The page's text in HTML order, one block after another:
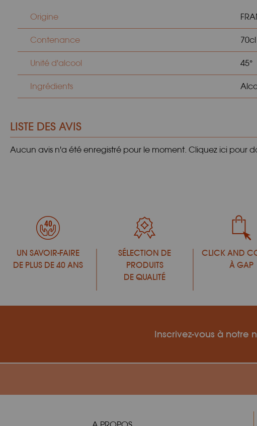
Origine
Contenance 70cl
Unité d'alcool 45°
Ingrédients
LISTE DES AVIS
Aucun avis n'a été enregistré pour le moment. Cliquez ici pour
UN SAVOIR-FAIRE
DE PLUS DE 40 ANS
SÉLECTION DE
PRODUITS
DE QUALITÉ
CLICK AND
À GAP
Inscrivez-vous à notre